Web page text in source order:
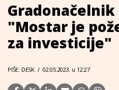
Gradonačelnik
"Mostar je
za investicije"
PIŠE: DESK / 02.05.2023. u 12:27